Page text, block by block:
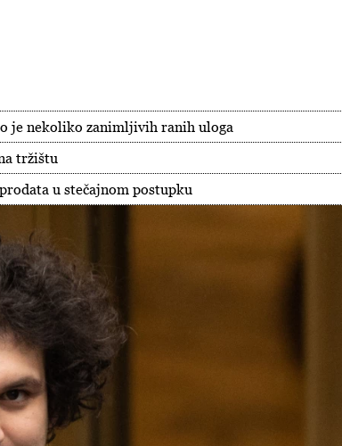
je nekoliko zanimljivih ranih uloga
tržištu
u stečajnom postupku